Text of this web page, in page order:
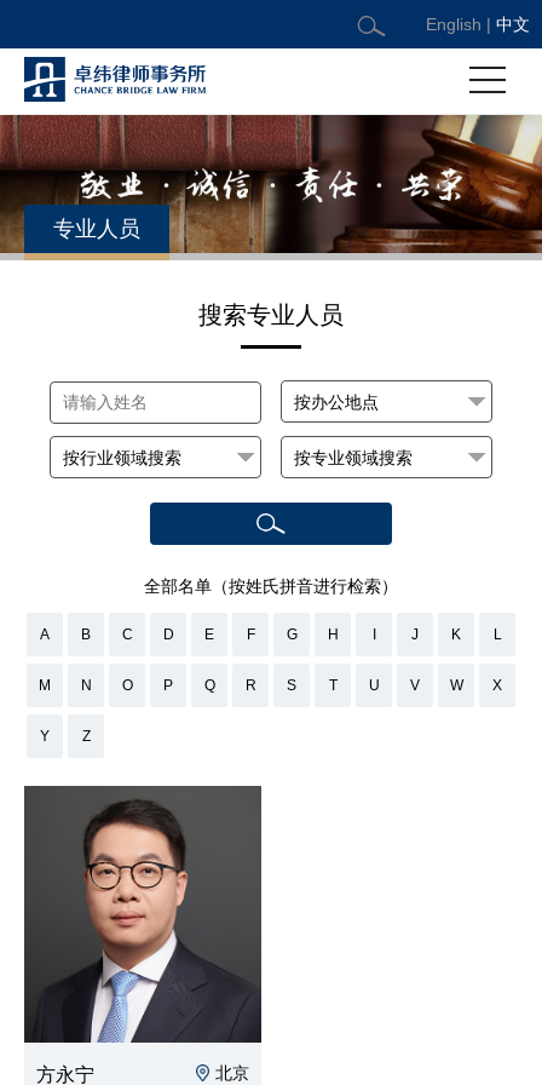
English | 中文
专业人员
搜索专业人员
全部名单（按姓氏拼音进行检索）
A B C D E F G H J K L
M N O P Q R S T U V W X
Y Z
方永宁 北京